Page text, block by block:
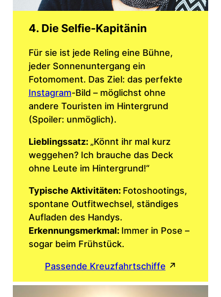
4. Die Selfie-Kapitänin
Für sie ist jede Reling eine Bühne,
jeder Sonnenuntergang ein
Fotomoment. Das Ziel: das perfekte
Instagram-Bild – möglichst ohne
andere Touristen im Hintergrund
(Spoiler: unmöglich).
Lieblingssatz: „Könnt ihr mal kurz
weggehen? Ich brauche das Deck
ohne Leute im Hintergrund!“
Typische Aktivitäten: Fotoshootings,
spontane Outfitwechsel, ständiges
Aufladen des Handys.
Erkennungsmerkmal: Immer in Pose –
sogar beim Frühstück.
Passende Kreuzfahrtschiffe ↗